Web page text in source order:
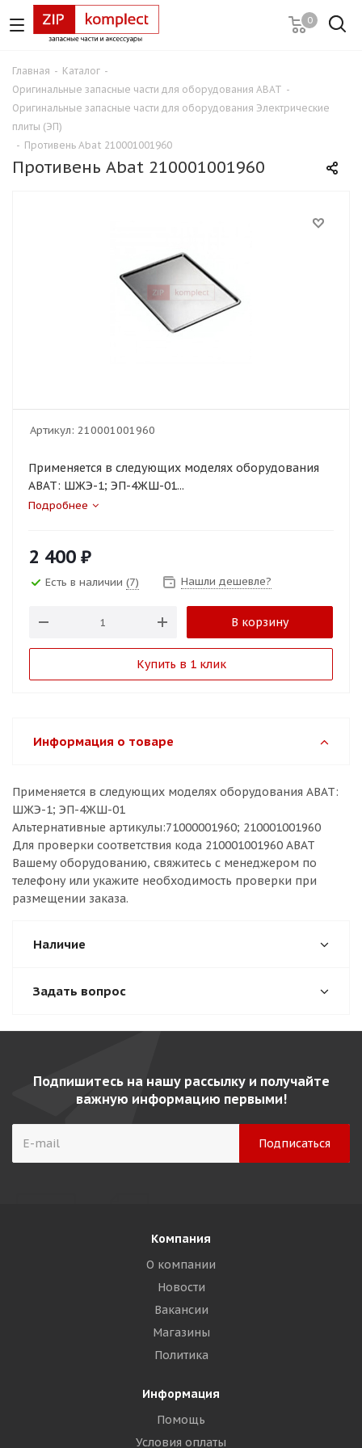
0
Главная - Каталог -
Оригинальные запасные части для оборудования ABAT -
Оригинальные запасные части для оборудования Электрические
плиты (ЭП)
- Противень Abat 210001001960
Противень Abat 210001001960
Артикул: 210001001960
Применяется в следующих моделях оборудования
ABAT: ШЖЭ-1; ЭП-4ЖШ-01...
Подробнее
2 400 ₽
Есть в наличии (7) Нашли дешевле?
В корзину
Купить в 1 клик
Информация о товаре
Применяется в следующих моделях оборудования ABAT:
ШЖЭ-1; ЭП-4ЖШ-01
Альтернативные артикулы:71000001960; 210001001960
Для проверки соответствия кода 210001001960 ABAT
Вашему оборудованию, свяжитесь с менеджером по
телефону или укажите необходимость проверки при
размещении заказа.
Наличие
Задать вопрос
Подпишитесь на нашу рассылку и получайте
важную информацию первыми!
Компания
О компании
Новости
Вакансии
Магазины
Политика
Информация
Помощь
Условия оплаты